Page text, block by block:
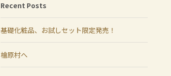
Recent Posts
基礎化粧品、お試しセット限定発売！
檜原村へ